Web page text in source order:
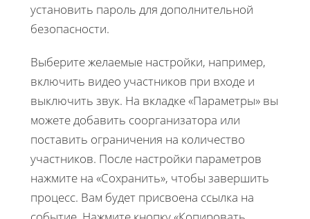
установить пароль для дополнительной
безопасности.
Выберите желаемые настройки, например,
включить видео участников при входе и
выключить звук. На вкладке «Параметры» вы
можете добавить соорганизатора или
поставить ограничения на количество
участников. После настройки параметров
нажмите на «Сохранить», чтобы завершить
процесс. Вам будет присвоена ссылка на